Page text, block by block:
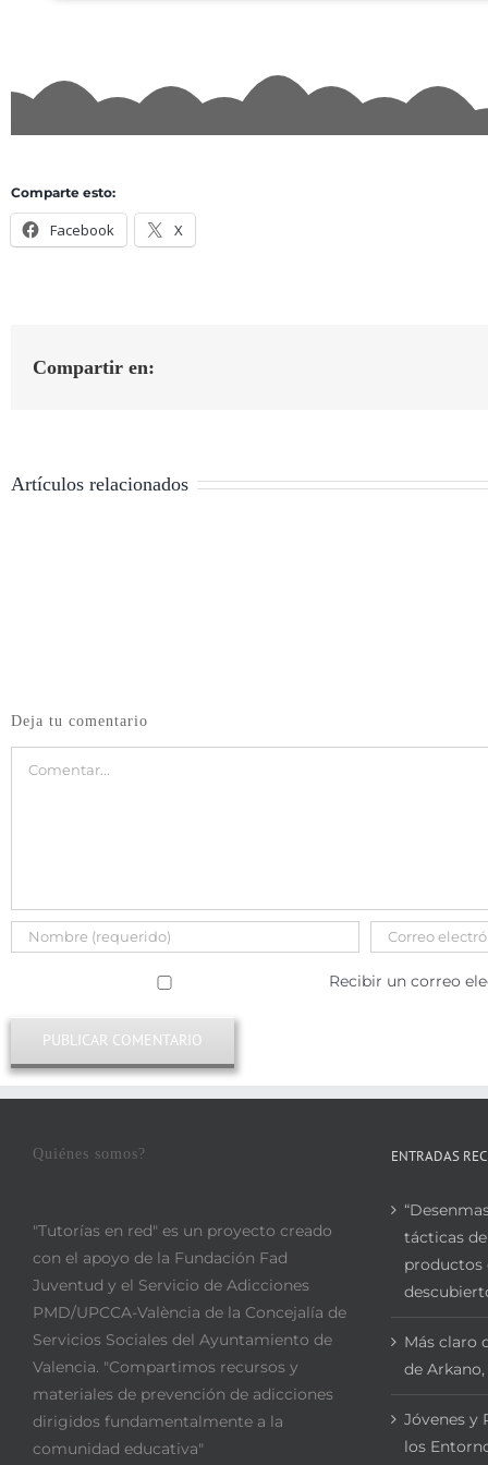
Comparte esto:
Facebook X
Compartir en:
Artículos relacionados
Deja tu comentario
Recibir un correo
Quiénes somos?
"Tutorías en red" es un proyecto creado
con el apoyo de la Fundación Fad
Juventud y el Servicio de Adicciones
PMD/UPCCA-València de la Concejalía de
Servicios Sociales del Ayuntamiento de
Valencia. "Compartimos recursos y
materiales de prevención de adicciones
dirigidos fundamentalmente a la
comunidad educativa"
ENTRADAS
tácticas
productos
Más claro
de Arkano,
Jóvenes y
los